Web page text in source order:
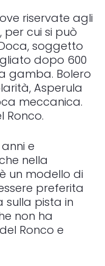
riservate agli
per cui si può
soggetto
dopo 600
gamba. Bolero
Asperula
meccanica.
Ronco.
e
nella
un modello di
preferita
sulla pista in
non ha
Ronco e